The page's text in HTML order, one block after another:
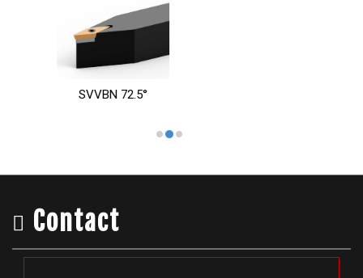
Contact